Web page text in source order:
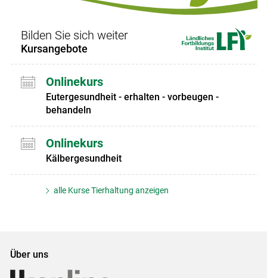
Bilden Sie sich weiter
Kursangebote
Onlinekurs
Eutergesundheit - erhalten - vorbeugen -
behandeln
Onlinekurs
Kälbergesundheit
alle Kurse Tierhaltung anzeigen
Über uns